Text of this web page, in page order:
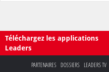
Téléchargez les applications
Leaders
PARTENAIRES DOSSIERS LEADERS TV